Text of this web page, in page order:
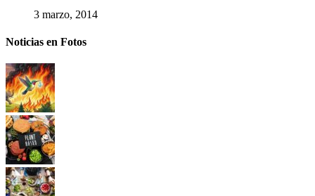
3 marzo, 2014
Noticias en Fotos